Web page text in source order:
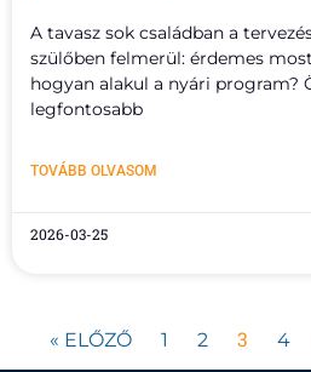
A tavasz sok családban a
szülőben felmerül: érdemes
hogyan alakul a nyári program?
legfontosabb
TOVÁBB OLVASOM
2026-03-25
« ELŐZŐ 1 2 3 4